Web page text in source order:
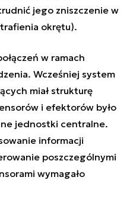
jego zniszczenie w
okrętu).
w ramach
Wcześniej system
miał strukturę
i efektorów było
jednostki centralne.
informacji
poszczególnymi
wymagało